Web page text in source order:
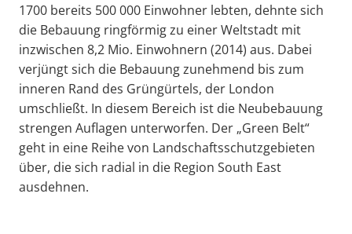
1700 bereits 500 000 Einwohner lebten, dehnte sich
die Bebauung ringförmig zu einer Weltstadt mit
inzwischen 8,2 Mio. Einwohnern (2014) aus. Dabei
verjüngt sich die Bebauung zunehmend bis zum
inneren Rand des Grüngürtels, der London
umschließt. In diesem Bereich ist die Neubebauung
strengen Auflagen unterworfen. Der „Green Belt“
geht in eine Reihe von Landschaftsschutzgebieten
über, die sich radial in die Region South East
ausdehnen.